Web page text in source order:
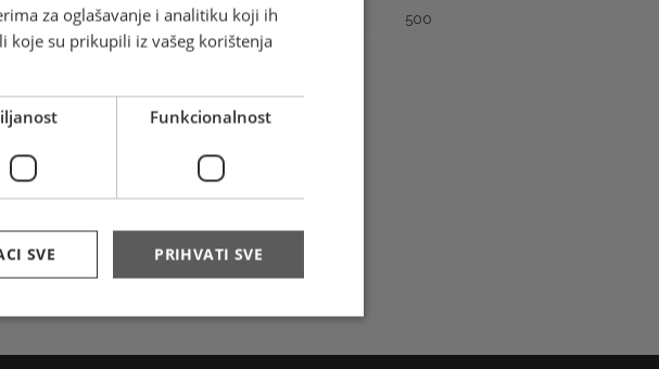
Naklada 500
za oglašavanje i analitiku koji ih
su prikupili iz vašeg korištenja
Funkcionalnost
PRIHVATI SVE
SVE